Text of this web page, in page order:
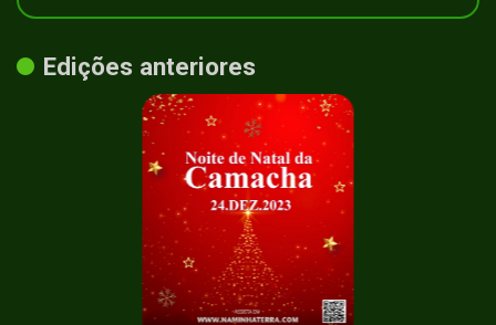
famílias de toda a ilha se reúnem e celebram a
celebração?
Edições anteriores